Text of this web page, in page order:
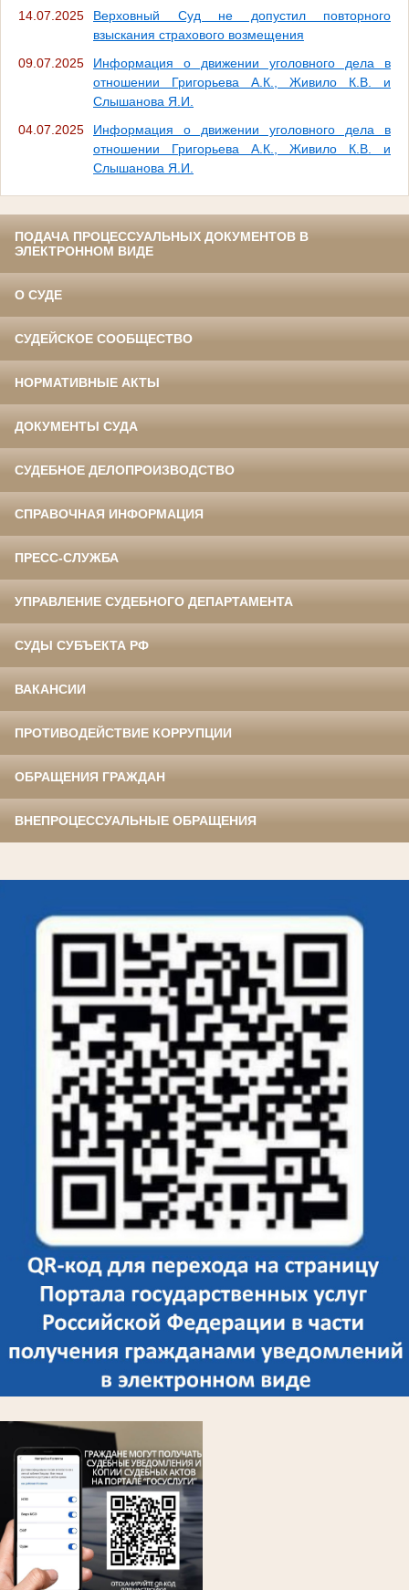
14.07.2025
Верховный Суд не допустил повторного
взыскания страхового возмещения
09.07.2025
Информация о движении уголовного дела в
отношении Григорьева А.К., Живило К.В. и
Слышанова Я.И.
04.07.2025
Информация о движении уголовного дела в
отношении Григорьева А.К., Живило К.В. и
Слышанова Я.И.
ПОДАЧА ПРОЦЕССУАЛЬНЫХ ДОКУМЕНТОВ В
ЭЛЕКТРОННОМ ВИДЕ
О СУДЕ
СУДЕЙСКОЕ СООБЩЕСТВО
НОРМАТИВНЫЕ АКТЫ
ДОКУМЕНТЫ СУДА
СУДЕБНОЕ ДЕЛОПРОИЗВОДСТВО
СПРАВОЧНАЯ ИНФОРМАЦИЯ
ПРЕСС-СЛУЖБА
УПРАВЛЕНИЕ СУДЕБНОГО ДЕПАРТАМЕНТА
СУДЫ СУБЪЕКТА РФ
ВАКАНСИИ
ПРОТИВОДЕЙСТВИЕ КОРРУПЦИИ
ОБРАЩЕНИЯ ГРАЖДАН
ВНЕПРОЦЕССУАЛЬНЫЕ ОБРАЩЕНИЯ